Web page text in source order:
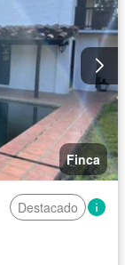
Finca
Destacado